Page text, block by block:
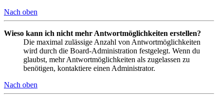
Nach oben
Wieso kann ich nicht mehr Antwortmöglichkeiten erstellen?
Die maximal zulässige Anzahl von Antwortmöglichkeiten
wird durch die Board-Administration festgelegt. Wenn du
glaubst, mehr Antwortmöglichkeiten als zugelassen zu
benötigen, kontaktiere einen Administrator.
Nach oben